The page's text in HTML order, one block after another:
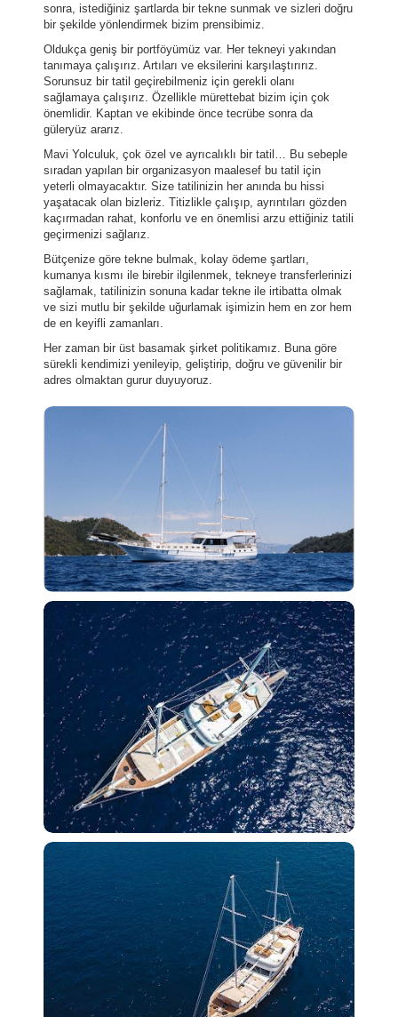
sonra, istediğiniz şartlarda bir tekne sunmak ve sizleri doğru
bir şekilde yönlendirmek bizim prensibimiz.
Oldukça geniş bir portföyümüz var. Her tekneyi yakından
tanımaya çalışırız. Artıları ve eksilerini karşılaştırırız.
Sorunsuz bir tatil geçirebilmeniz için gerekli olanı
sağlamaya çalışırız. Özellikle mürettebat bizim için çok
önemlidir. Kaptan ve ekibinde önce tecrübe sonra da
güleryüz ararız.
Mavi Yolculuk, çok özel ve ayrıcalıklı bir tatil… Bu sebeple
sıradan yapılan bir organizasyon maalesef bu tatil için
yeterli olmayacaktır. Size tatilinizin her anında bu hissi
yaşatacak olan bizleriz. Titizlikle çalışıp, ayrıntıları gözden
kaçırmadan rahat, konforlu ve en önemlisi arzu ettiğiniz tatili
geçirmenizi sağlarız.
Bütçenize göre tekne bulmak, kolay ödeme şartları,
kumanya kısmı ile birebir ilgilenmek, tekneye transferlerinizi
sağlamak, tatilinizin sonuna kadar tekne ile irtibatta olmak
ve sizi mutlu bir şekilde uğurlamak işimizin hem en zor hem
de en keyifli zamanları.
Her zaman bir üst basamak şirket politikamız. Buna göre
sürekli kendimizi yenileyip, geliştirip, doğru ve güvenilir bir
adres olmaktan gurur duyuyoruz.